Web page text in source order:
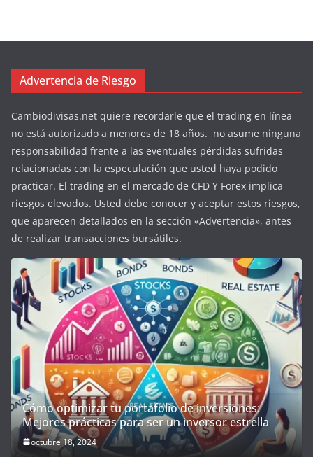
Advertencia de Riesgo
Cambiodivisas.net quiere recordarle que el trading en línea
no está autorizado a menores de 18 años. no asume ninguna
responsabilidad frente a las eventuales pérdidas sufridas
relacionadas con la especulación que usted haya podido
practicar. El trading en el mercado de CFD Y Forex implica
riesgos elevados. Usted debe conocer y aceptar estos riesgos,
que aparecen detallados en la sección «Advertencia», antes
de realizar transacciones bursátiles.
Cómo optimizar tu portafolio de inversiones:
Mejores prácticas para ser un inversor estrella
octubre 18, 2024